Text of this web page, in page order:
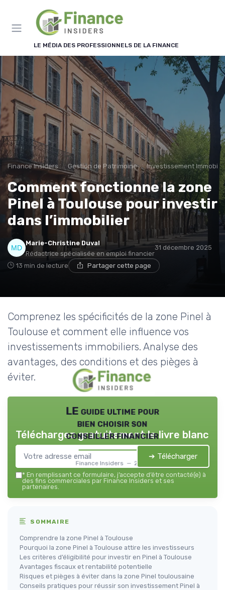
LE MÉDIA DES PROFESSIONNELS DE LA FINANCE
Finance Insiders Gestion de Patrimoine Investissement
Comment fonctionne la zone
Pinel à Toulouse pour investir
dans l’immobilier
Marie-Christine Duval
Rédactrice spécialisée en emploi financier
31 décembre 2025
13 min de lecture Partager cette page
Comprenez les spécificités de la zone Pinel à
Toulouse et comment elle influence vos
investissements immobiliers. Analyse des
avantages, des conditions et des pièges à
éviter.
LE guide ultime pour
bien choisir son
conseiller financier
Finance Insiders — 2026
Téléchargez gratuitement le livre blanc
➔ Télécharger
* En remplissant ce formulaire, j’accepte d’être contacté(e) à
des fins commerciales par Finance Insiders et ses
partenaires.
SOMMAIRE
Comprendre la zone Pinel à Toulouse
Pourquoi la zone Pinel à Toulouse attire les investisseurs
Les critères d’éligibilité pour investir en Pinel à Toulouse
Avantages fiscaux et rentabilité potentielle
Risques et pièges à éviter dans la zone Pinel toulousaine
Conseils pratiques pour réussir son investissement Pinel à